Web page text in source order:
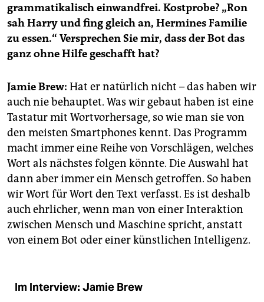
grammatikalisch einwandfrei. Kostprobe? „Ron
sah Harry und fing gleich an, Hermines Familie
zu essen.“ Versprechen Sie mir, dass der Bot das
ganz ohne Hilfe geschafft hat?
Jamie Brew: Hat er natürlich nicht – das haben wir
auch nie behauptet. Was wir gebaut haben ist eine
Tastatur mit Wortvorhersage, so wie man sie von
den meisten Smartphones kennt. Das Programm
macht immer eine Reihe von Vorschlägen, welches
Wort als nächstes folgen könnte. Die Auswahl hat
dann aber immer ein Mensch getroffen. So haben
wir Wort für Wort den Text verfasst. Es ist deshalb
auch ehrlicher, wenn man von einer Interaktion
zwischen Mensch und Maschine spricht, anstatt
von einem Bot oder einer künstlichen Intelligenz.
Im Interview: Jamie Brew